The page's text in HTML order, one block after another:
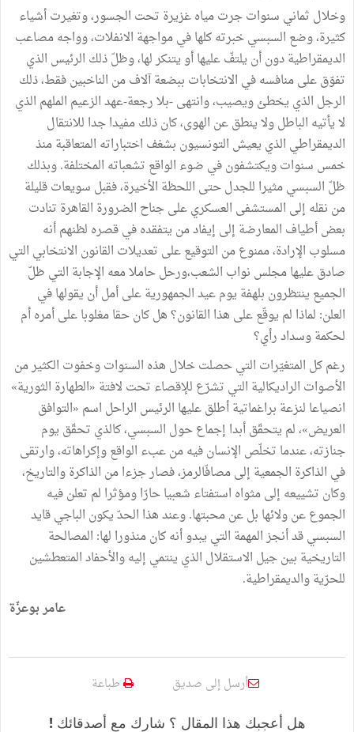
وخلال ثماني سنوات جرت مياه غزيرة تحت الجسور، وتغيرت أشياء
كثيرة، وضع السبسي خبرته كلها في مواجهة الانفلات، وواجه مصاعب
الديمقراطية دون أن يلتفّ عليها أو يتنكر لها، وظلّ ذلك الرئيس الذي
تفوّق على منافسه في الانتخابات ببضعة آلاف من الناخبين فقط، ذلك
الرجل الذي يخطئ ويصيب، وانتهى -بلا رجعة-عهد الزعيم الملهم الذي
لا يأتيه الباطل ولا ينطق عن الهوى، كان ذلك مفيدا جدا للانتقال
الديمقراطي الذي يعيش التونسيون بشغف اختباراته المتعاقبة منذ
خمس سنوات ويكتشفون في ضوء الواقع تشعباته المختلفة. وبذلك
ظلّ السبسي مثيرا للجدل حتى اللحظة الأخيرة، فقبل سويعات قليلة
من نقله إلى المستشفى العسكري على جناح الضرورة القاهرة تنادت
بعض أطياف المعارضة إلى إيفاد من يتفقده في قصره لظنهم أنه
مسلوب الإرادة، ممنوع من التوقيع على تعديلات القانون الانتخابي التي
صادق عليها مجلس نواب الشعب،ورحل حاملا معه الإجابة التي ظلّ
الجميع ينتظرون بلهفة يوم عيد الجمهورية على أمل أن يقولها في
العلن: لماذا لم يوقّع على هذا القانون؟ هل كان حقا مغلوبا على أمره أم
لحكمة وسداد رأي؟
رغم كل المتغيّرات التي حصلت خلال هذه السنوات وخفوت الكثير من
الأصوات الراديكالية التي تشرّع للإقصاء تحت لافتة «الطهارة الثورية»
انصياعا لنزعة براغماتية أطلق عليها الرئيس الراحل اسم «التوافق
العريض»، لم يتحقّق أبدا إجماع حول السبسي، كالذي تحقّق يوم
جنازته، عندما تخلّص الإنسان فيه من عبء الواقع وإكراهاته، وارتقى
في الذاكرة الجمعية إلى مصافّالرمز، فصار جزءا من الذاكرة والتاريخ،
وكان تشييعه إلى مثواه استفتاء شعبيا حارّا ومؤثرا لم تعلن فيه
الجموع عن ولائها بل عن محبتها. وعند هذا الحدّ يكون الباجي قايد
السبسي قد أنجز المهمة التي يبدو أنه كان منذورا لها: المصالحة
التاريخية بين جيل الاستقلال الذي ينتمي إليه والأحفاد المتعطشين
للحرّية والديمقراطية.
عامر بوعزّة
أرسل إلى صديق طباعة
هل أعجبك هذا المقال ؟ شارك مع أصدقائك !